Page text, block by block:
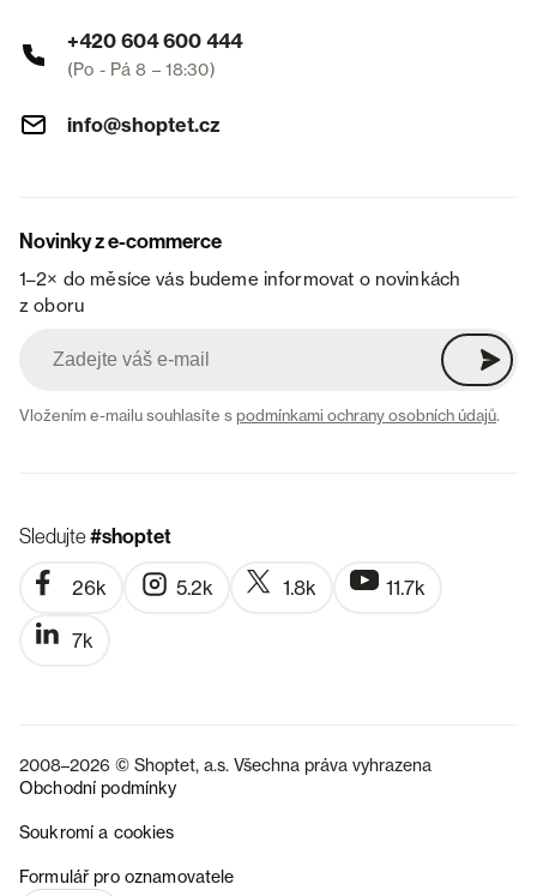
+420 604 600 444
(Po - Pá 8 – 18:30)
info@shoptet.cz
Novinky z e-commerce
1–2× do měsíce vás budeme informovat o novinkách
z oboru
Vložením e-mailu souhlasíte spodmínkami ochrany osobních údajů.
Sledujte#shoptet
26k 5.2k 1.8k 11.7k
7k
2008–2026 © Shoptet, a.s. Všechna práva vyhrazena
Obchodní podmínky
Soukromí a cookies
Formulář pro oznamovatele